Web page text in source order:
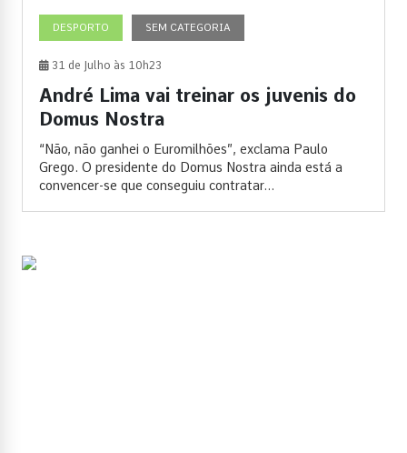
DESPORTO SEM CATEGORIA
31 de Julho às 10h23
André Lima vai treinar os juvenis do
Domus Nostra
“Não, não ganhei o Euromilhões”, exclama Paulo
Grego. O presidente do Domus Nostra ainda está a
convencer-se que conseguiu contratar...